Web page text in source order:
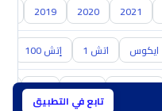
تابع في التطبيق
2021
2020
2019
ايكوس اتش 1 إتش 100
هافال GAC